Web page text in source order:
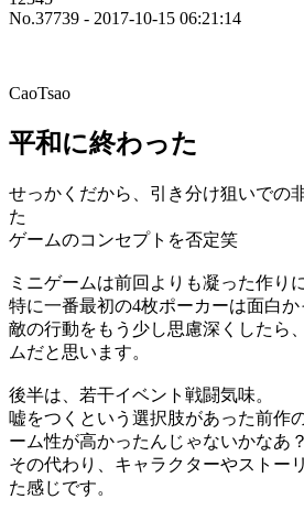
No.37739 - 2017-10-15 06:21:14
CaoTsao
平和に終わった
せっかくだから、引き分け狙いでの
た
ゲームのコンセプトを否定笑
ミニゲームは前回よりも凝った作り
特に一番最初の4枚ポーカーは面白か
敵の行動をもう少し思慮深くしたら
ムだと思います。
後半は、若干イベント戦闘気味。
嘘をつくという選択肢があった前作
ーム性が高かったんじゃないかなあ？
その代わり、キャラクターやストー
た感じです。